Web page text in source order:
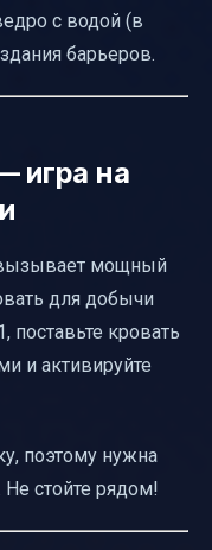
с водой (в
барьеров.
игра на
мощный
для добычи
поставьте кровать
и активируйте
поэтому нужна
стойте рядом!